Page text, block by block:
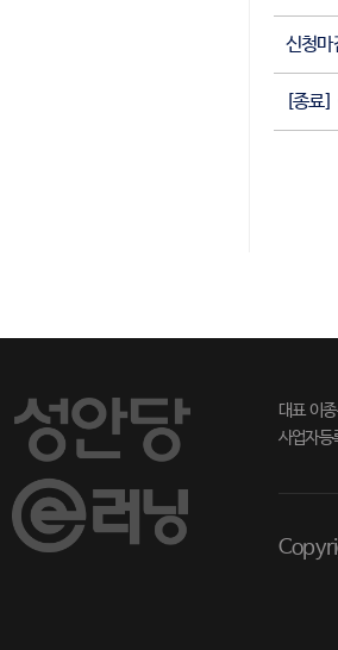
신청
[종료]
대표 이
사업자